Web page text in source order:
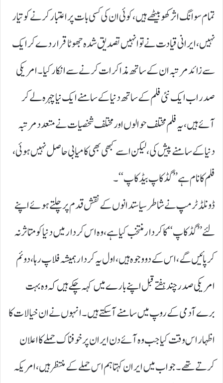
تمام سوانگ اثر کھو بیٹھے ہیں، کوئی ان کی کسی بات پر اعتبار کرنے کو تیار
نہیں، ایرانی قیادت نے تو انہیں تصدیق شدہ جھوٹا قرار د ے کر ایک
سے زائد مرتبہ ان کے ساتھ مذاکرات کرنے سے انکار کیا۔ امریکی
صدر اب ایک نئی فلم کے ساتھ دنیا کے سامنے ایک نیا چہرہ لے کر
آئے ہیں، یہ فلم مختلف حوالوں اور مختلف شخصیات نے متعدد مرتبہ
دنیا کے سامنے پیش کی، لیکن اسے کبھی بھی کامیابی حاصل نہیں ہوئی،
فلم کا نام ہے ’’ گڈکاپ بیڈ کاپ ‘‘۔
ڈونلڈ ٹرمپ نے شاطر سیاستدانوں کے نقش قدم پر چلتے ہوئے اپنے
لئے ’’ گڈ کاپ‘‘ کا کردار منتخب کیا ہے، وہ اس کردار میں دنیا کو متاثر نہ
کر پائیں گے، اس کے دو وجوہ ہیں، اول یہ کردار ہمیشہ فلاپ رہا، دوئم
امریکی صدر چند ہفتے قبل اپنے بارے میں کہہ چکے ہیں کہ وہ بہت
برے آدمی کے روپ میں سامنے آ سکتے ہیں۔ انہوں نے ان خیالات کا
اظہار اس وقت کیا جب وہ آئے دن ایران پر خوفناک حملے کا اعلان
کرتے تھے۔ جواب میں ایران کہتا ہم اس حملے کے منتظر ہیں، امریکہ